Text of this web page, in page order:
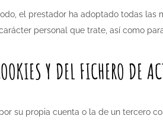
el prestador ha adoptado todas las
personal que trate, así como
Y DEL FICHERO DE
su propia cuenta o la de un tercero